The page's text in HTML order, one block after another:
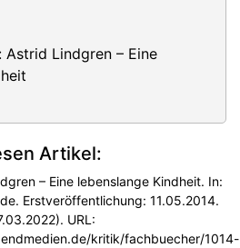
Artikel:
– Eine lebenslange Kindheit. In:
Erstveröffentlichung: 11.05.2014.
URL:
kritik/fachbuecher/1014-